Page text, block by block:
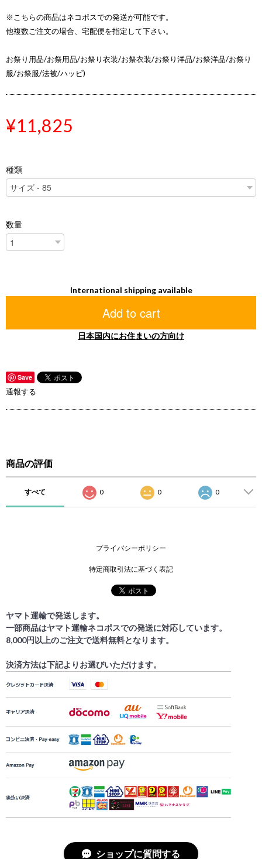
※こちらの商品はネコポスでの発送が可能です。
他複数ご注文の場合、宅配便を指定して下さい。
お祭り用品/お祭用品/お祭り衣装/お祭衣装/お祭り洋品/お祭洋品/お祭り
服/お祭服/法被/ハッピ)
¥11,825
種類
数量
International shipping available
Add to cart
日本国内にお住まいの方向け
Save
通報する
商品の評価
すべて 0 0 0
プライバシーポリシー
特定商取引法に基づく表記
ヤマト運輸で発送します。
一部商品はヤマト運輸ネコポスでの発送に対応しています。
8,000円以上のご注文で送料無料となります。
決済方法は下記よりお選びいただけます。
ショップに質問する